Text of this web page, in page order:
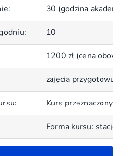
30 (godzina
10
1200 zł (cena
zajęcia
Kurs przeznaczony
Forma kursu: